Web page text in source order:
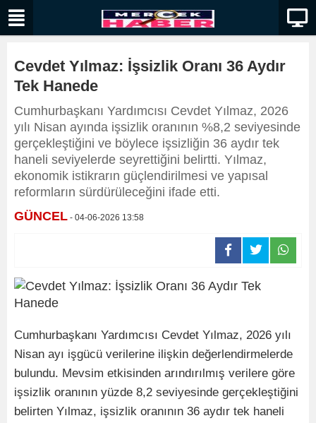
Cevdet Yılmaz: İşsizlik Oranı 36 Aydır
Tek Hanede
Cumhurbaşkanı Yardımcısı Cevdet Yılmaz, 2026
yılı Nisan ayında işsizlik oranının %8,2 seviyesinde
gerçekleştiğini ve böylece işsizliğin 36 aydır tek
haneli seviyelerde seyrettiğini belirtti. Yılmaz,
ekonomik istikrarın güçlendirilmesi ve yapısal
reformların sürdürüleceğini ifade etti.
GÜNCEL - 04-06-2026 13:58
Cumhurbaşkanı Yardımcısı Cevdet Yılmaz, 2026 yılı
Nisan ayı işgücü verilerine ilişkin değerlendirmelerde
bulundu. Mevsim etkisinden arındırılmış verilere göre
işsizlik oranının yüzde 8,2 seviyesinde gerçekleştiğini
belirten Yılmaz, işsizlik oranının 36 aydır tek haneli